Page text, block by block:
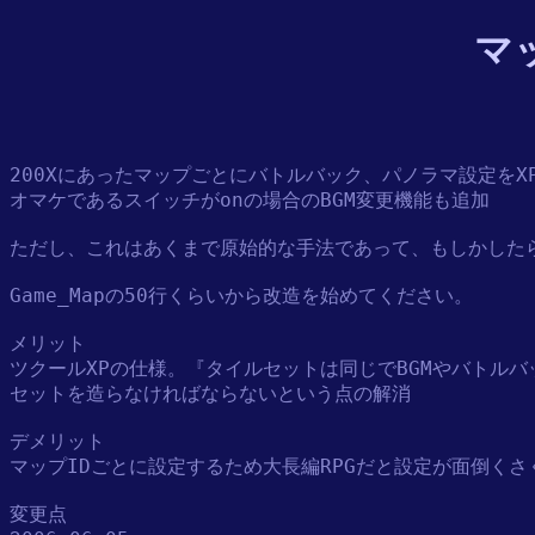
マ
200Xにあったマップごとにバトルバック、パノラマ設定を
オマケであるスイッチがonの場合のBGM変更機能も追加
ただし、これはあくまで原始的な手法であって、もしかし
Game_Mapの50行くらいから改造を始めてください。
メリット
ツクールXPの仕様。『タイルセットは同じでBGMやバトル
セットを造らなければならないという点の解消
デメリット
マップIDごとに設定するため大長編RPGだと設定が面倒く
変更点